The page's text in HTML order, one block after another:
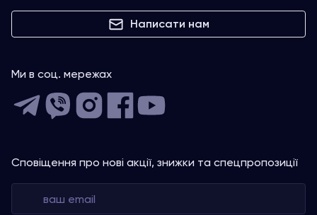
Написати нам
Ми в соц. мережах
Сповіщення про нові акції, знижки та спецпропозиції